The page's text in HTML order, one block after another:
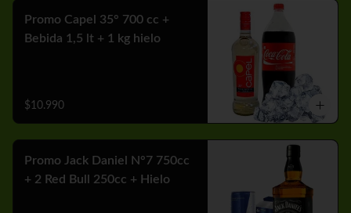
Promo Capel 35° 700 cc +
Bebida 1,5 lt + 1 kg hielo
$10.990
Promo Jack Daniel N°7 750cc
+ 2 Red Bull 250cc + Hielo